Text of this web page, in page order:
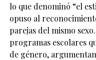
lo que denominó “el
opuso al
parejas del mismo
programas escolares
de género,